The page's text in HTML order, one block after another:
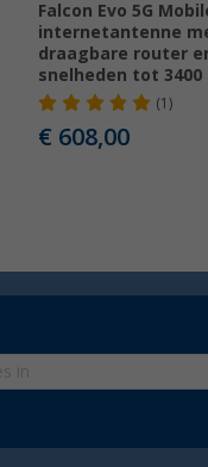
Falcon Evo 5G
internetantenne
draagbare router
snelheden tot 3400
(1)
€ 608,00